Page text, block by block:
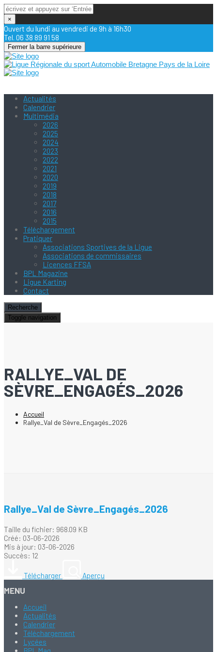
×
Ouvert du lundi au vendredi de 9h à 16h30
Tel. 06 38 89 91 58
Fermer la barre supérieure
Actualités
Calendrier
Multimédia
2026
2025
2024
2023
2022
2021
2020
2019
2018
2017
2016
2015
Téléchargement
Pratiquer
Associations Sportives de la Ligue
Associations de commissaires
Licences FFSA
BPL Magazine
Ligue Karting
Contact
Recherche
Toggle navigation
RALLYE_VAL DE
SÈVRE_ENGAGÉS_2026
Accueil
Rallye_Val de Sèvre_Engagés_2026
Rallye_Val de Sèvre_Engagés_2026
Taille du fichier: 968.09 KB
Créé: 03-06-2026
Mis à jour: 03-06-2026
Succès: 12
Télécharger Aperçu
MENU
Accueil
Actualités
Calendrier
Téléchargement
Lycées